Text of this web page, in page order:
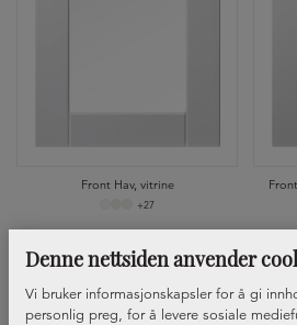
Denne nettsiden anvender
Vi bruker informasjonskapsler for å gi
personlig preg, for å levere sosiale
Front Hav, vitrine
+27
NYE FRONTER